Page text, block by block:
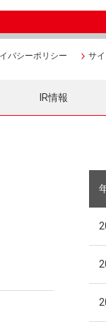
バシーポリシー サ
IR情報